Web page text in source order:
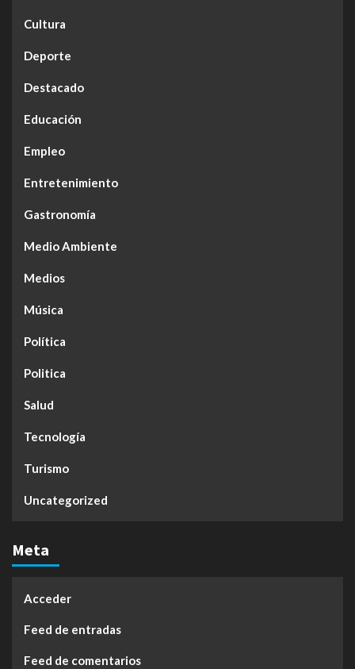
Cultura
Deporte
Destacado
Educación
Empleo
Entretenimiento
Gastronomía
Medio Ambiente
Medios
Música
Política
Politica
Salud
Tecnología
Turismo
Uncategorized
Meta
Acceder
Feed de entradas
Feed de comentarios